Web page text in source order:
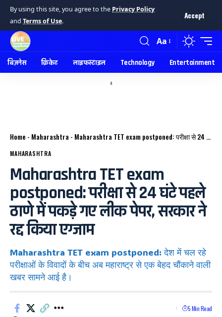
By using this site, you agree to the Privacy Policy
and Terms of Use.
Accept
Aa
बिज़नेस क्रिकेट लाइफस्टाइल Technology Entertainment
a
Home - Maharashtra - Maharashtra TET exam postponed: परीक्षा से 24 घंटे पहले ठाणे में पकड़े गए लीक पेपर, सरकार ने रद्द किया एग्जाम
MAHARASHTRA
Maharashtra TET exam
postponed: परीक्षा से 24 घंटे पहले
ठाणे में पकड़े गए लीक पेपर, सरकार ने
रद्द किया एग्जाम
Maharashtra TET exam postponed: देश में चल रहे
परीक्षाओं के विवादों के बीच अब महाराष्ट्र से एक बेहद चौंकाने वाली
खबर सामने आई है।
5 Min Read